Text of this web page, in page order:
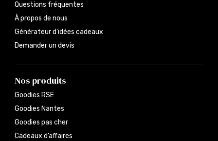
Questions fréquentes
À propos de nous
Générateur d’idées cadeaux
Demander un devis
Nos produits
Goodies RSE
Goodies Nantes
Goodies pas cher
Cadeaux d’affaires